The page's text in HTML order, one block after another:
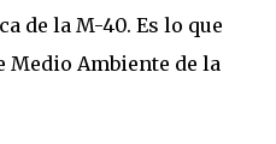
de la M-40. Es lo que
Medio Ambiente de la